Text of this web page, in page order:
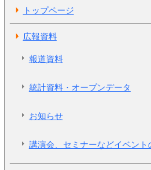
トップページ
広報資料
報道資料
統計資料・オープンデータ
お知らせ
講演会、セミナーなどイベント